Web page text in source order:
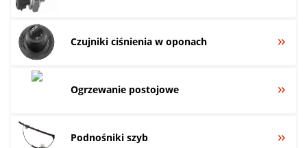
Czujniki ciśnienia w oponach
Ogrzewanie postojowe
Podnośniki szyb